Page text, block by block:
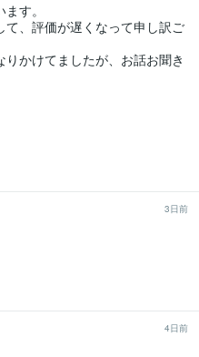
す。
、評価が遅くなって申し訳ご
かけてましたが、お話お聞き
3日前
4日前